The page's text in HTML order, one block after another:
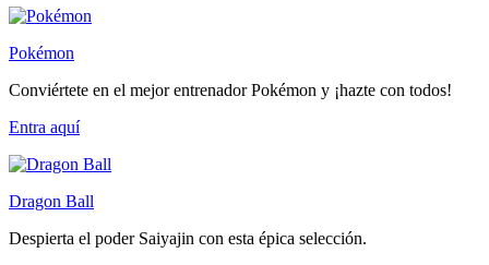
Pokémon
Conviértete en el mejor entrenador Pokémon y ¡hazte con todos!
Entra aquí
Dragon Ball
Despierta el poder Saiyajin con esta épica selección.